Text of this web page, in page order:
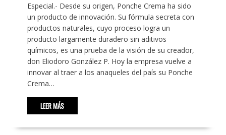
Especial.- Desde su origen, Ponche Crema ha sido
un producto de innovación. Su fórmula secreta con
productos naturales, cuyo proceso logra un
producto largamente duradero sin aditivos
químicos, es una prueba de la visión de su creador,
don Eliodoro González P. Hoy la empresa vuelve a
innovar al traer a los anaqueles del país su Ponche
Crema…
LEER MÁS